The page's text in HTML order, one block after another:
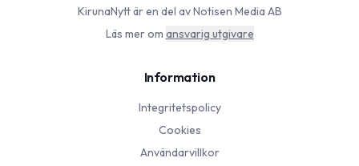
KirunaNyttär en del av Notisen Media AB
Läs mer om ansvarig utgivare
Information
Integritetspolicy
Cookies
Användarvillkor